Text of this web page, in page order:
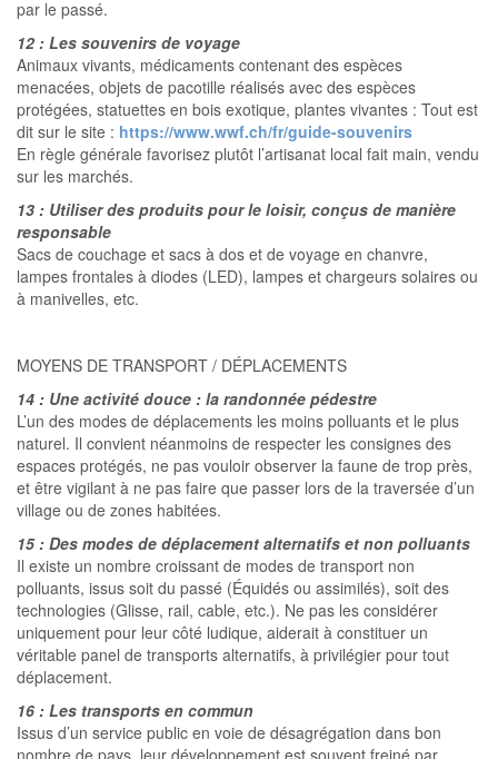
par le passé.
12 : Les souvenirs de voyage
Animaux vivants, médicaments contenant des espèces
menacées, objets de pacotille réalisés avec des espèces
protégées, statuettes en bois exotique, plantes vivantes : Tout est
dit sur le site : https://www.wwf.ch/fr/guide-souvenirs
En règle générale favorisez plutôt l’artisanat local fait main, vendu
sur les marchés.
13 : Utiliser des produits pour le loisir, conçus de manière
responsable
Sacs de couchage et sacs à dos et de voyage en chanvre,
lampes frontales à diodes (LED), lampes et chargeurs solaires ou
à manivelles, etc.
MOYENS DE TRANSPORT / DÉPLACEMENTS
14 : Une activité douce : la randonnée pédestre
L’un des modes de déplacements les moins polluants et le plus
naturel. Il convient néanmoins de respecter les consignes des
espaces protégés, ne pas vouloir observer la faune de trop près,
et être vigilant à ne pas faire que passer lors de la traversée d’un
village ou de zones habitées.
15 : Des modes de déplacement alternatifs et non polluants
Il existe un nombre croissant de modes de transport non
polluants, issus soit du passé (Équidés ou assimilés), soit des
technologies (Glisse, rail, cable, etc.). Ne pas les considérer
uniquement pour leur côté ludique, aiderait à constituer un
véritable panel de transports alternatifs, à privilégier pour tout
déplacement.
16 : Les transports en commun
Issus d’un service public en voie de désagrégation dans bon